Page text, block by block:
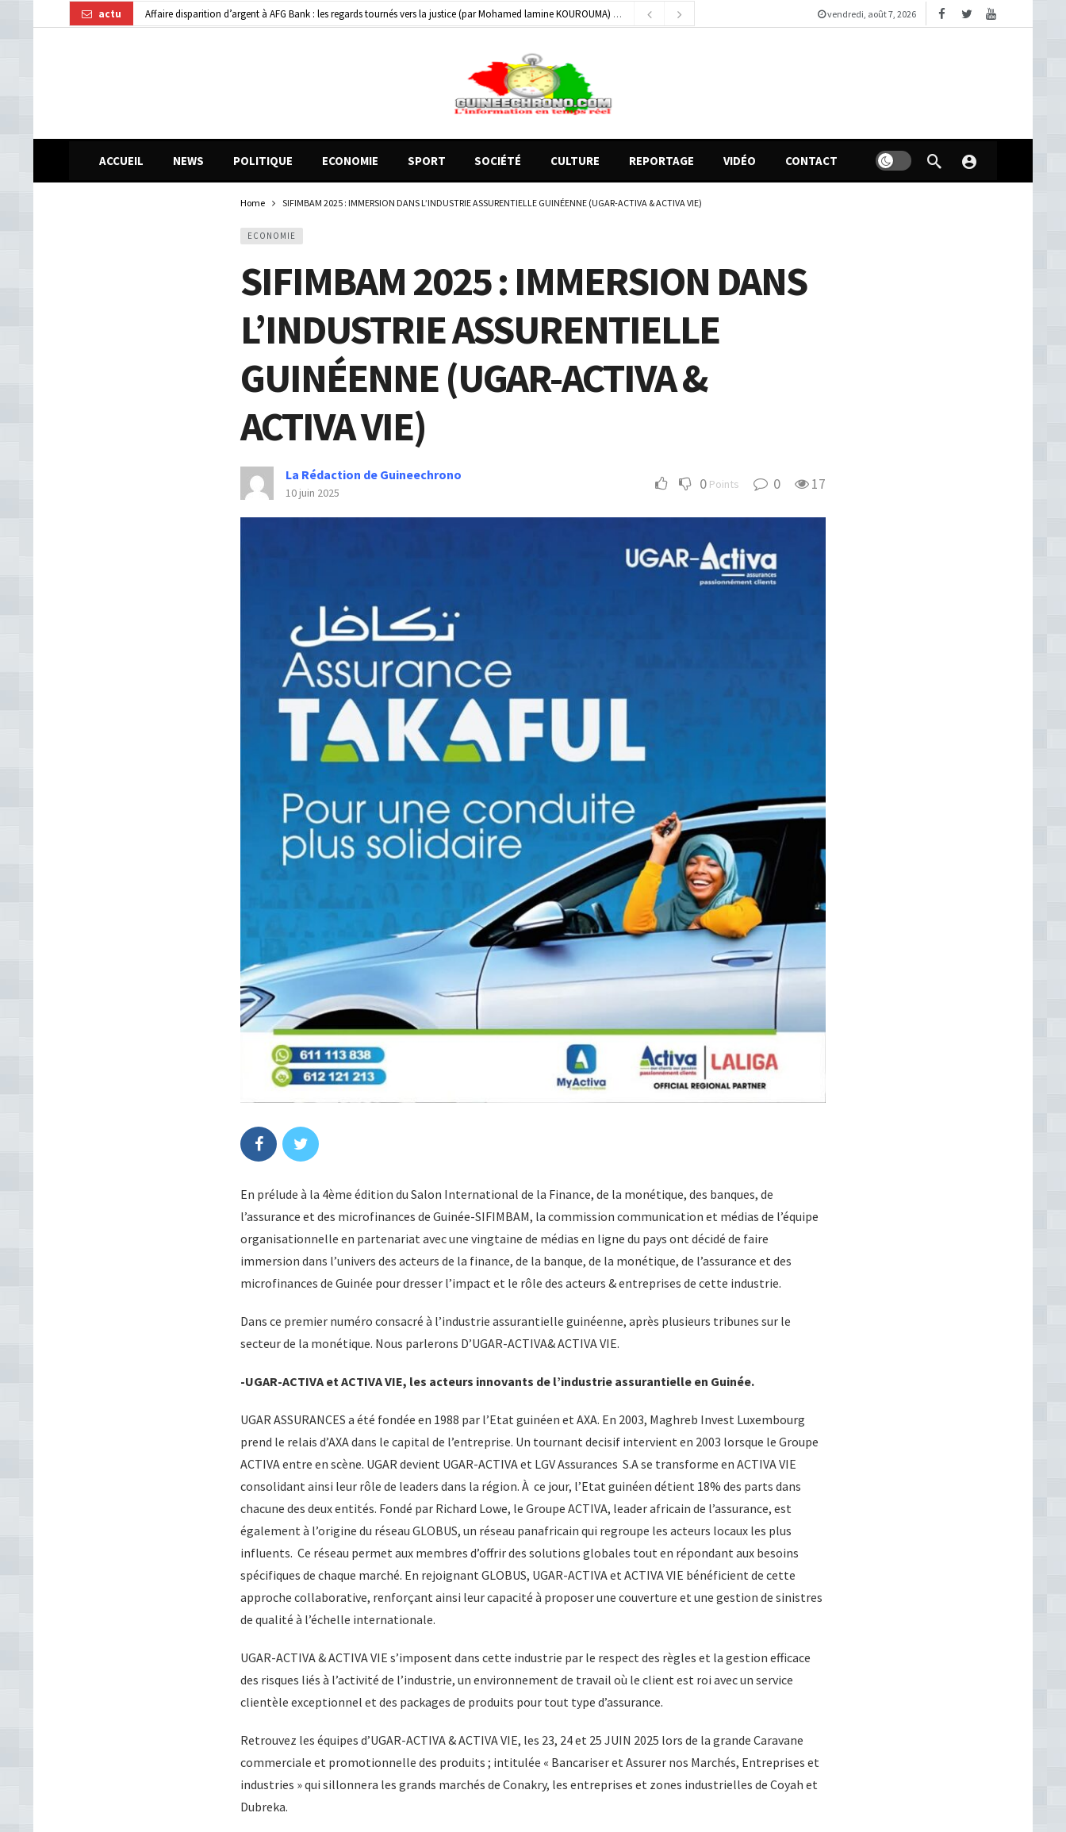
actu Dubréka : un accident de la circulation fait deux blessés graves à Kenendé
23 heures ago
vendredi, août 7, 2026
ACCUEIL NEWS POLITIQUE ECONOMIE SPORT SOCIÉTÉ CULTURE REPORTAGE VIDÉO CONTACT
Home SIFIMBAM 2025 : IMMERSION DANS L’INDUSTRIE ASSURENTIELLE GUINÉENNE (UGAR-ACTIVA & ACTIVA VIE)
ECONOMIE
SIFIMBAM 2025 : IMMERSION DANS
L’INDUSTRIE ASSURENTIELLE
GUINÉENNE (UGAR-ACTIVA &
ACTIVA VIE)
La Rédaction de Guineechrono
10 juin 2025 0 Points 0 17
En prélude à la 4ème édition du Salon International de la Finance, de la monétique, des banques, de
l’assurance et des microfinances de Guinée-SIFIMBAM, la commission communication et médias de l’équipe
organisationnelle en partenariat avec une vingtaine de médias en ligne du pays ont décidé de faire
immersion dans l’univers des acteurs de la finance, de la banque, de la monétique, de l’assurance et des
microfinances de Guinée pour dresser l’impact et le rôle des acteurs & entreprises de cette industrie.
Dans ce premier numéro consacré à l’industrie assurantielle guinéenne, après plusieurs tribunes sur le
secteur de la monétique. Nous parlerons D’UGAR-ACTIVA& ACTIVA VIE.
-UGAR-ACTIVA et ACTIVA VIE, les acteurs innovants de l’industrie assurantielle en Guinée.
UGAR ASSURANCES a été fondée en 1988 par l’Etat guinéen et AXA. En 2003, Maghreb Invest Luxembourg
prend le relais d’AXA dans le capital de l’entreprise. Un tournant decisif intervient en 2003 lorsque le Groupe
ACTIVA entre en scène. UGAR devient UGAR-ACTIVA et LGV Assurances S.A se transforme en ACTIVA VIE
consolidant ainsi leur rôle de leaders dans la région. À ce jour, l’Etat guinéen détient 18% des parts dans
chacune des deux entités. Fondé par Richard Lowe, le Groupe ACTIVA, leader africain de l’assurance, est
également à l’origine du réseau GLOBUS, un réseau panafricain qui regroupe les acteurs locaux les plus
influents. Ce réseau permet aux membres d’offrir des solutions globales tout en répondant aux besoins
spécifiques de chaque marché. En rejoignant GLOBUS, UGAR-ACTIVA et ACTIVA VIE bénéficient de cette
approche collaborative, renforçant ainsi leur capacité à proposer une couverture et une gestion de sinistres
de qualité à l’échelle internationale.
UGAR-ACTIVA & ACTIVA VIE s’imposent dans cette industrie par le respect des règles et la gestion efficace
des risques liés à l’activité de l’industrie, un environnement de travail où le client est roi avec un service
clientèle exceptionnel et des packages de produits pour tout type d’assurance.
Retrouvez les équipes d’UGAR-ACTIVA & ACTIVA VIE, les 23, 24 et 25 JUIN 2025 lors de la grande Caravane
commerciale et promotionnelle des produits ; intitulée « Bancariser et Assurer nos Marchés, Entreprises et
industries » qui sillonnera les grands marchés de Conakry, les entreprises et zones industrielles de Coyah et
Dubreka.